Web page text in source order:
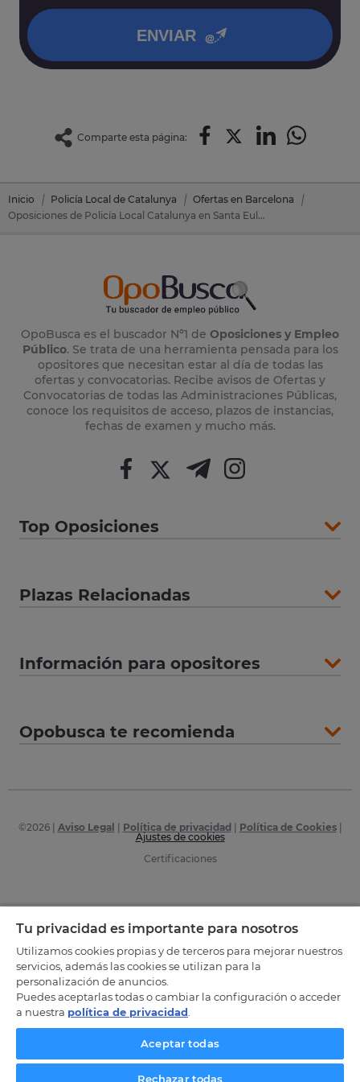
ENVIAR
Comparte esta página:
Inicio Policía Local de Catalunya
Ofertas en Barcelona
Oposiciones de Policía Local Catalunya en Santa Eulalia De Ronçana (Barcelona)
OpoBusca es el buscador Nº1 de Oposiciones y Empleo
Público. Se trata de una herramienta pensada para los
opositores que necesitan estar al día de todas las
ofertas y convocatorias. Recibe avisos de Ofertas y
Convocatorias de todas las Administraciones Públicas,
conoce los requisitos de acceso, plazos de instancias,
fechas de examen y mucho más.
Top Oposiciones
Plazas Relacionadas
Información para opositores
Opobusca te recomienda
©2026| Aviso Legal Política de privacidad Política de Cookies|
Ajustes de cookies
Certificaciones
Tu privacidad es importante para nosotros
Utilizamos cookies propias y de terceros para mejorar nuestros
servicios, además las cookies se utilizan para la
personalización de anuncios.
Puedes aceptarlas todas o cambiar la configuración o acceder
a nuestra política de privacidad
Aceptar todas
Rechazar todas